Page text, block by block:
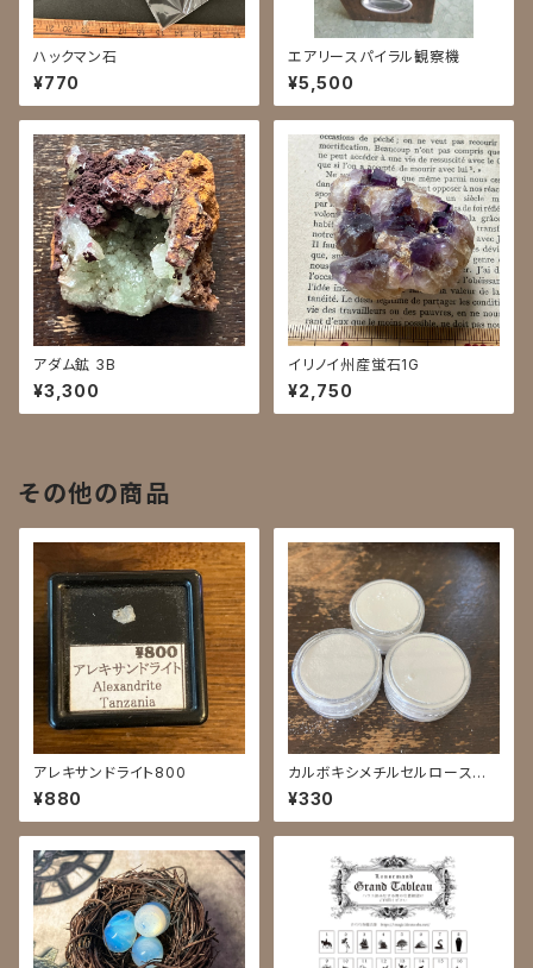
ハックマン石
¥770
エアリースパイラル観察機
¥5,500
アダム鉱 3B
¥3,300
イリノイ州産蛍石1G
¥2,750
その他の商品
アレキサンドライト800
¥880
カルボキシメチルセルロースナト
リウム
¥330